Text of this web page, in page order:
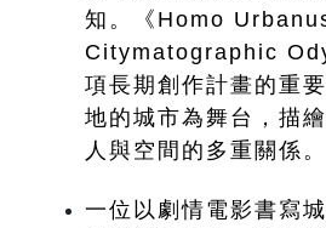
知。《Homo
Citymatographic
項長期創作計畫的重
地的城市為舞台，描
人與空間的多重關係。
一位以劇情電影書寫